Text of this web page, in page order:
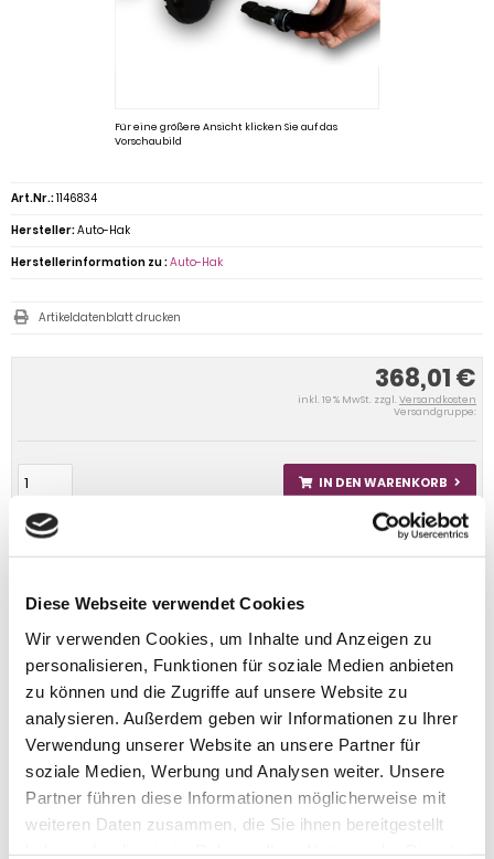
Diese Webseite verwendet Cookies
Wir verwenden Cookies, um Inhalte und Anzeigen zu
personalisieren, Funktionen für soziale Medien anbieten
zu können und die Zugriffe auf unsere Website zu
analysieren. Außerdem geben wir Informationen zu Ihrer
Verwendung unserer Website an unsere Partner für
soziale Medien, Werbung und Analysen weiter. Unsere
Partner führen diese Informationen möglicherweise mit
weiteren Daten zusammen, die Sie ihnen bereitgestellt
Für eine größere Ansicht klicken Sie auf das
Vorschaubild
368,01 €
inkl. 19 % MwSt. zzgl. Versandkosten
Versandgruppe:
IN DEN WARENKORB
Art.Nr.:1146834
Hersteller:Auto-Hak
Herstellerinformation zu :Auto-Hak
Artikeldatenblatt drucken